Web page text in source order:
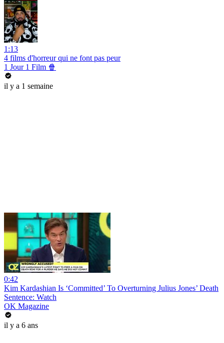
1:13
4 films d'horreur qui ne font pas peur
1 Jour 1 Film 🍿
il y a 1 semaine
0:42
Kim Kardashian Is ‘Committed’ To Overturning Julius Jones’ Death
Sentence: Watch
OK Magazine
il y a 6 ans